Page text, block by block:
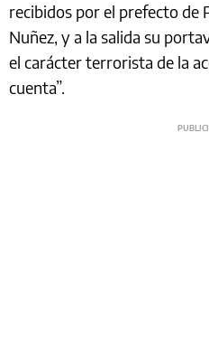
recibidos por el prefecto de
Nuñez, y a la salida su
el carácter terrorista de la
cuenta”.